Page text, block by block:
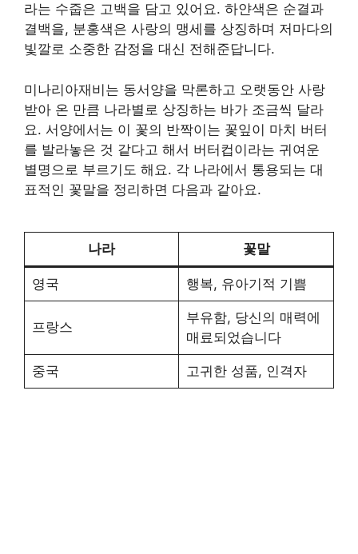
라는 수줍은 고백을 담고 있어요. 하얀색은 순결과
결백을, 분홍색은 사랑의 맹세를 상징하며 저마다의
빛깔로 소중한 감정을 대신 전해준답니다.
미나리아재비는 동서양을 막론하고 오랫동안 사랑
받아 온 만큼 나라별로 상징하는 바가 조금씩 달라
요. 서양에서는 이 꽃의 반짝이는 꽃잎이 마치 버터
를 발라놓은 것 같다고 해서 버터컵이라는 귀여운
별명으로 부르기도 해요. 각 나라에서 통용되는 대
표적인 꽃말을 정리하면 다음과 같아요.
나라 꽃말
영국 행복, 유아기적 기쁨
프랑스
부유함, 당신의 매력에
매료되었습니다
중국 고귀한 성품, 인격자